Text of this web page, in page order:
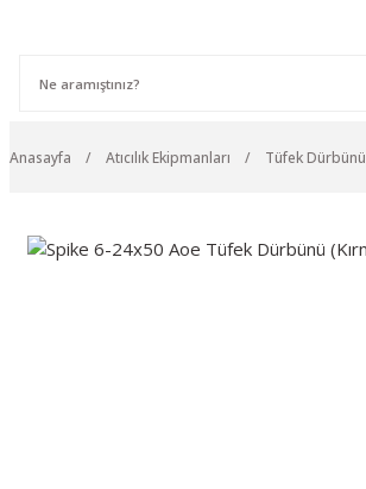
Anasayfa Atıcılık Ekipmanları Tüfek Dürbünü